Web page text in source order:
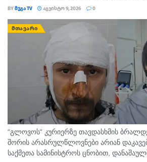
BYᲛᲔᲒᲐ TV ᲐᲒᲕᲘᲡᲢᲝ 9, 2026 0
ᲛᲗᲐᲕᲐᲠᲘ
“გლოვოს“ კურიერზე თავდასხმის
შორის არასრულწლოვნები არიან
საქმეთა სამინისტროს ცნობით,